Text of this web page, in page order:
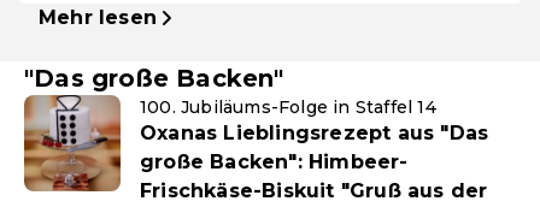
Mehr lesen
"Das große Backen"
100. Jubiläums-Folge in Staffel 14
Oxanas Lieblingsrezept aus "Das
große Backen": Himbeer-
Frischkäse-Biskuit "Gruß aus der